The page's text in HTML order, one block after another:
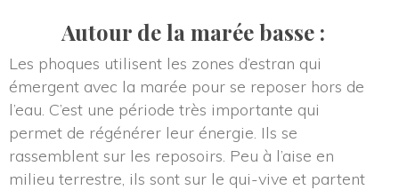
Autour de la marée basse :
Les phoques utilisent les zones d’estran qui
émergent avec la marée pour se reposer hors de
l’eau. C’est une période très importante qui
permet de régénérer leur énergie. Ils se
rassemblent sur les reposoirs. Peu à l’aise en
milieu terrestre, ils sont sur le qui-vive et partent